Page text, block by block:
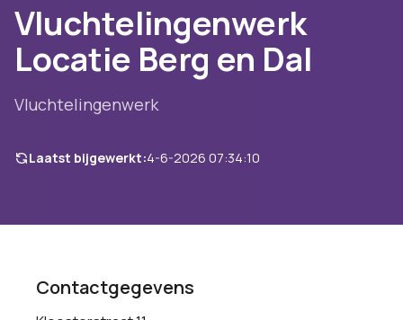
Vluchtelingenwerk
Locatie Berg en Dal
Vluchtelingenwerk
Laatst bijgewerkt:4-6-2026 07:34:10
Contactgegevens